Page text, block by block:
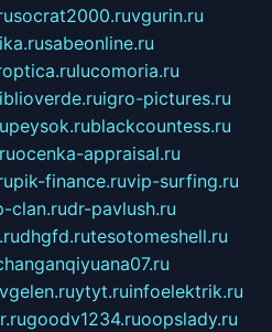
socrat2000.ruvgurin.ru
sabeonline.ru
lucomoria.ru
igro-pictures.ru
peysok.rublackcountess.ru
ocenka-appraisal.ru
pik-finance.ruvip-surfing.ru
clan.rudr-pavlush.ru
dhgfd.rutesotomeshell.ru
ytyt.ruinfoelektrik.ru
goodv1234.ruoopslady.ru